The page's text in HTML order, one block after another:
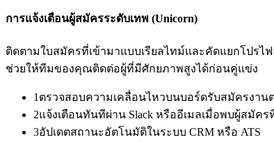
การแจ้งเตือนผู้สมัครระดับเทพ (Unicorn)
ติดตามใบสมัครที่เข้ามาแบบเรียลไทม์และคัดแยกโปร
ช่วยให้ทีมของคุณติดต่อผู้ที่มีศักยภาพสูงได้ก่อนคู่แข่ง
1 ตรวจสอบความเคลื่อนไหวบนบอร์ดรับสมัครงาน
2แจ้งเตือนทันทีผ่าน Slack หรืออีเมลเมื่อพบผู้สมัคร
3อัปเดตสถานะอัตโนมัติในระบบ CRM หรือ ATS